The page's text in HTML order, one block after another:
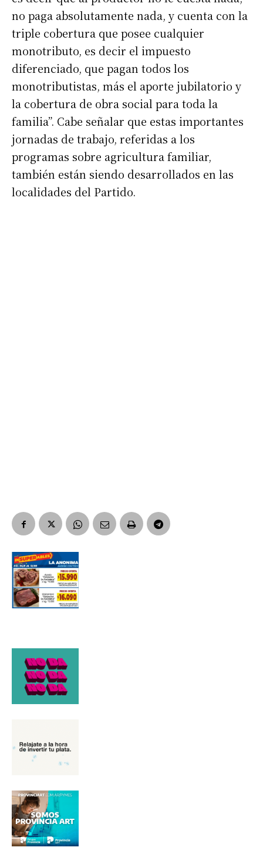
Dirección de correo electrónico
Nombre
Apellidos
Número de teléfono
no paga absolutamente nada, y cuenta con la
triple cobertura que posee cualquier
monotributo, es decir el impuesto
diferenciado, que pagan todos los
monotributistas, más el aporte jubilatorio y
la cobertura de obra social para toda la
familia”. Cabe señalar que estas importantes
jornadas de trabajo, referidas a los
programas sobre agricultura familiar,
también están siendo desarrollados en las
localidades del Partido.